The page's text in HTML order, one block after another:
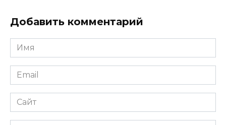
Добавить комментарий
Имя
*
Email
*
Сайт